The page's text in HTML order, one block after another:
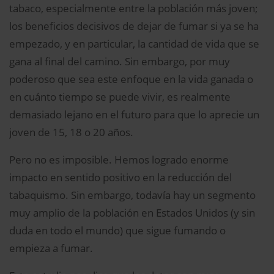
tabaco, especialmente entre la población más joven;
los beneficios decisivos de dejar de fumar si ya se ha
empezado, y en particular, la cantidad de vida que se
gana al final del camino. Sin embargo, por muy
poderoso que sea este enfoque en la vida ganada o
en cuánto tiempo se puede vivir, es realmente
demasiado lejano en el futuro para que lo aprecie un
joven de 15, 18 o 20 años.
Pero no es imposible. Hemos logrado enorme
impacto en sentido positivo en la reducción del
tabaquismo. Sin embargo, todavía hay un segmento
muy amplio de la población en Estados Unidos (y sin
duda en todo el mundo) que sigue fumando o
empieza a fumar.